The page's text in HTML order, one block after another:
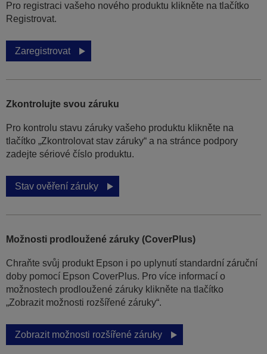
Pro registraci vašeho nového produktu klikněte na tlačítko
Registrovat.
Zaregistrovat
Zkontrolujte svou záruku
Pro kontrolu stavu záruky vašeho produktu klikněte na
tlačítko „Zkontrolovat stav záruky“ a na stránce podpory
zadejte sériové číslo produktu.
Stav ověření záruky
Možnosti prodloužené záruky (CoverPlus)
Chraňte svůj produkt Epson i po uplynutí standardní záruční
doby pomocí Epson CoverPlus. Pro více informací o
možnostech prodloužené záruky klikněte na tlačítko
„Zobrazit možnosti rozšířené záruky“.
Zobrazit možnosti rozšířené záruky